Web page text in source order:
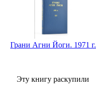
Грани Агни Йоги. 1971 г.
Эту книгу раскупили